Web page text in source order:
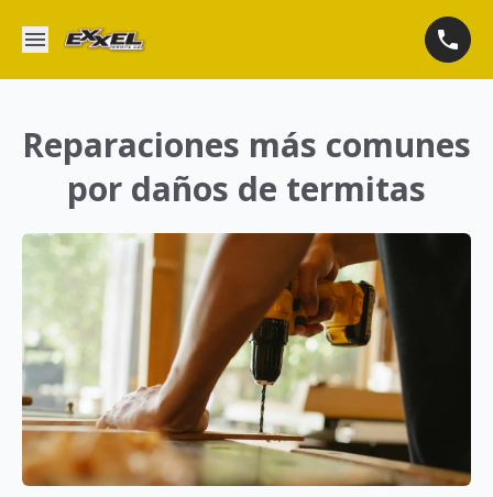
Reparaciones más comunes
por daños de termitas